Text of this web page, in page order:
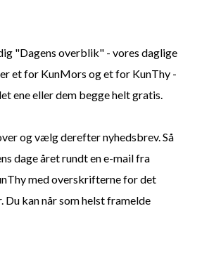
"Dagens overblik" - vores daglige
et for KunMors og et for KunThy -
ene eller dem begge helt gratis.
og vælg derefter nyhedsbrev. Så
dage året rundt en e-mail fra
med overskrifterne for det
Du kan når som helst framelde